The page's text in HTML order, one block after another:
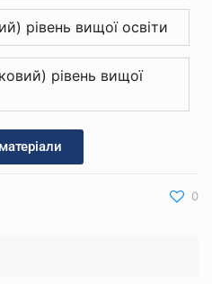
рівень вищої освіти
рівень вищої
0